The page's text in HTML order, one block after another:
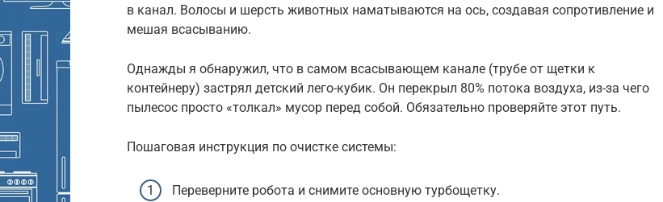
в канал. Волосы и шерсть животных наматываются на ось, создавая сопротивление и
мешая всасыванию.
Однажды я обнаружил, что в самом всасывающем канале (трубе от щетки к
контейнеру) застрял детский лего-кубик. Он перекрыл 80% потока воздуха, из-за чего
пылесос просто «толкал» мусор перед собой. Обязательно проверяйте этот путь.
Пошаговая инструкция по очистке системы:
Переверните робота и снимите основную турбощетку.